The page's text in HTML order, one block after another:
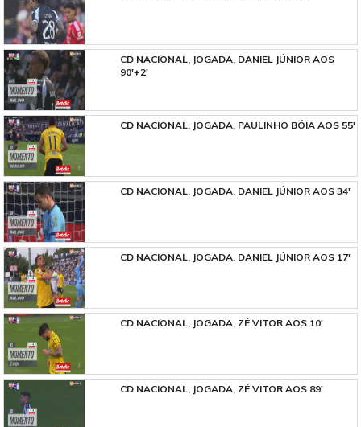
CD NACIONAL, JOGADA, DANIEL JÚNIOR AOS
90'+2'
CD NACIONAL, JOGADA, PAULINHO BÓIA AOS 55'
CD NACIONAL, JOGADA, DANIEL JÚNIOR AOS 34'
CD NACIONAL, JOGADA, DANIEL JÚNIOR AOS 17'
CD NACIONAL, JOGADA, ZÉ VITOR AOS 10'
CD NACIONAL, JOGADA, ZÉ VITOR AOS 89'